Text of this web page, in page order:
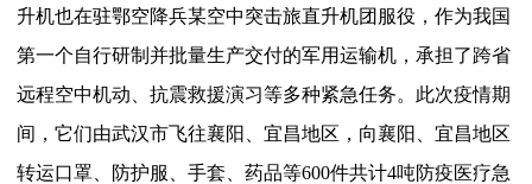
升机也在驻鄂空降兵某空中突击旅直升机团服役，作为我国
第一个自行研制并批量生产交付的军用运输机，承担了跨省
远程空中机动、抗震救援演习等多种紧急任务。此次疫情期
间，它们由武汉市飞往襄阳、宜昌地区，向襄阳、宜昌地区
转运口罩、防护服、手套、药品等600件共计4吨防疫医疗急